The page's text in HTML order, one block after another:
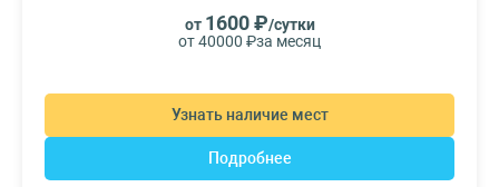
от 1600 ₽/сутки
от 40000 ₽за месяц
Узнать наличие мест
Подробнее